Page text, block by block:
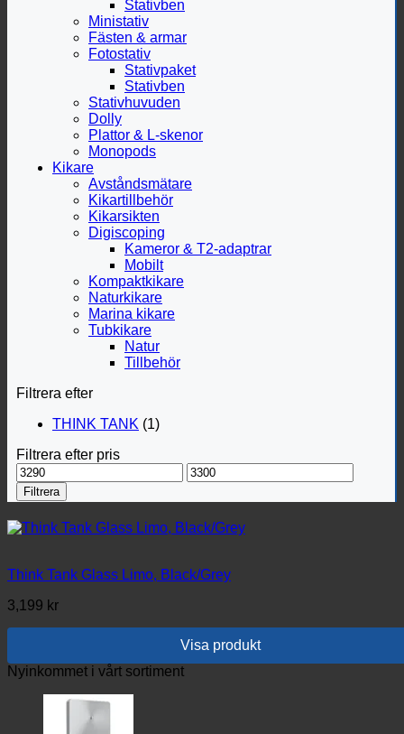
Stativben
Ministativ
Fästen & armar
Fotostativ
Stativpaket
Stativben
Stativhuvuden
Dolly
Plattor & L-skenor
Monopods
Kikare
Avståndsmätare
Kikartillbehör
Kikarsikten
Digiscoping
Kameror & T2-adaptrar
Mobilt
Kompaktkikare
Naturkikare
Marina kikare
Tubkikare
Natur
Tillbehör
Filtrera efter
THINK TANK (1)
Filtrera efter pris
Min
pris
Max
pris
Filtrera
Think Tank Glass Limo, Black/Grey
3,199 kr
Visa produkt
Nyinkommet i vårt sortiment